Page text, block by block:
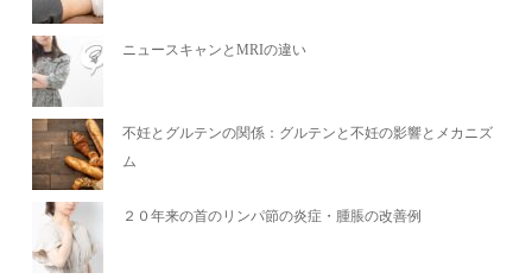
ニュースキャンとMRIの違い
不妊とグルテンの関係：グルテンと不妊の影響とメカニズ
ム
２０年来の首のリンパ節の炎症・腫脹の改善例